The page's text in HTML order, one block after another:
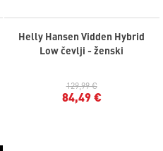
Helly Hansen Vidden Hybrid
Low čevlji - ženski
129,99 €
84,49 €